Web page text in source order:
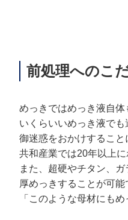
前処理へのこ
めっきではめっき液自体
いくらいいめっき液で
御迷惑をおかけすること
共和産業では20年以上
また、超硬やチタン、
厚めっきすることが可能
「このような母材にも